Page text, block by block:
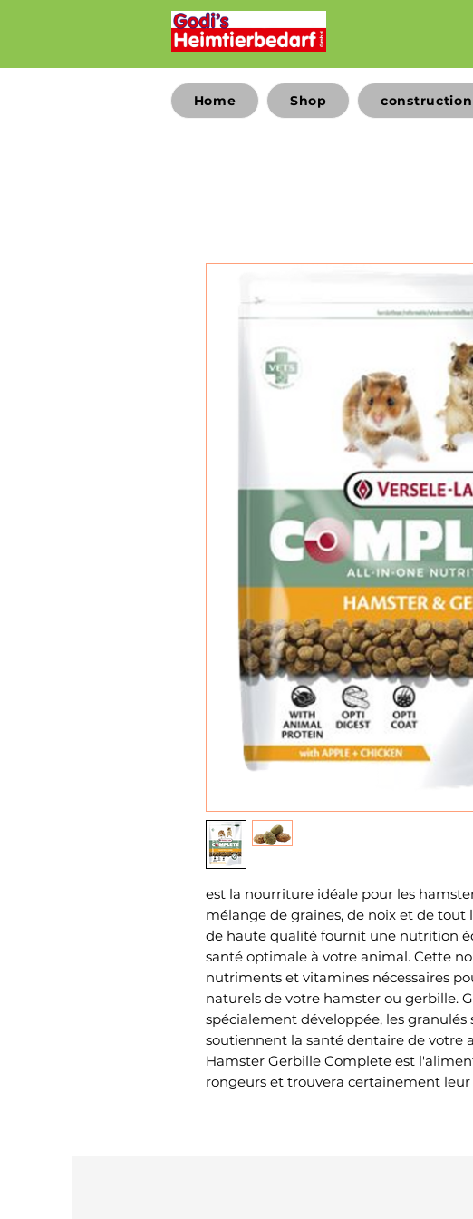
Home Shop
est la nourriture idéale pour les
mélange de graines, de noix et de
de haute qualité fournit une nutrition
santé optimale à votre animal. Cette
nutriments et vitamines nécessaires
naturels de votre hamster ou gerbille.
spécialement développée, les granulés
soutiennent la santé dentaire de votre
Hamster Gerbille Complete est
rongeurs et trouvera certainement